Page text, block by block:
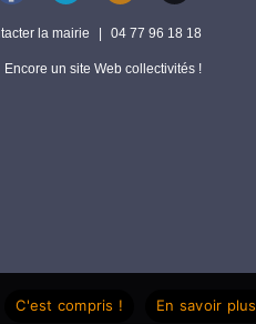
la mairie 04 77 96 18 18
Encore un site Web collectivités !
C'est compris ! En savoir plus